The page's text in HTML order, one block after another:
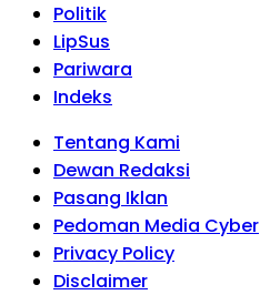
Politik
LipSus
Pariwara
Indeks
Tentang Kami
Dewan Redaksi
Pasang Iklan
Pedoman Media Cyber
Privacy Policy
Disclaimer